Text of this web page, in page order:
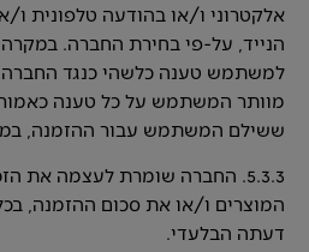
אלקטרוני ו/או בהודעה טלפונית ו/
הנייד, על-פי בחירת החברה.
למשתמש טענה כלשהי כנגד החברה
מוותר המשתמש על כל טענה
ששילם המשתמש עבור ההזמנה,
5.3.3. החברה שומרת לעצמה את
המוצרים ו/או את סכום ההזמנה,
דעתה הבלעדי.